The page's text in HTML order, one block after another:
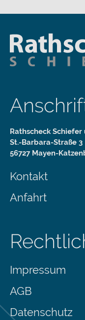
Rathscheck
St.-Barbara-Straße 3
56727 Mayen-
Kontakt
Anfahrt
Impressum
AGB
Datenschutz